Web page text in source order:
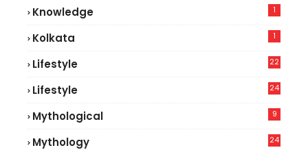
Knowledge 1
Kolkata 1
Lifestyle
22
Lifestyle
24
Mythological 9
Mythology 24